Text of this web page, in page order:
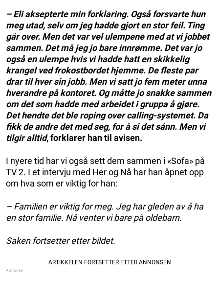
– Eli aksepterte min forklaring. Også forsvarte hun
meg utad, selv om jeg hadde gjort en stor feil. Ting
går over. Men det var vel ulempene med at vi jobbet
sammen. Det må jeg jo bare innrømme. Det var jo
også en ulempe hvis vi hadde hatt en skikkelig
krangel ved frokostbordet hjemme. De fleste par
drar til hver sin jobb. Men vi satt jo fem meter unna
hverandre på kontoret. Og måtte jo snakke sammen
om det som hadde med arbeidet i gruppa å gjøre.
Det hendte det ble roping over calling-systemet. Da
fikk de andre det med seg, for å si det sånn. Men vi
tilgir alltid, forklarer han til avisen.
I nyere tid har vi også sett dem sammen i «Sofa» på
TV 2. I et intervju med Her og Nå har han åpnet opp
om hva som er viktig for han:
– Familien er viktig for meg. Jeg har gleden av å ha
en stor familie. Nå venter vi bare på oldebarn.
Saken fortsetter etter bildet.